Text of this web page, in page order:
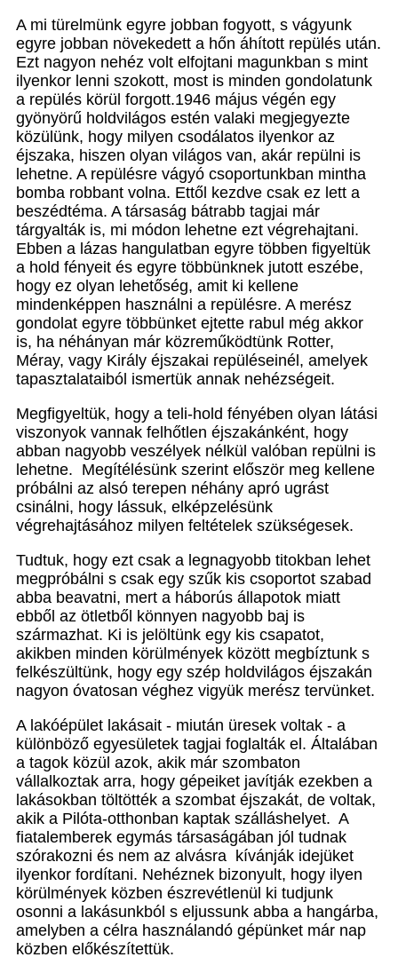
A mi türelmünk egyre jobban fogyott, s vágyunk
egyre jobban növekedett a hőn áhított repülés után.
Ezt nagyon nehéz volt elfojtani magunkban s mint
ilyenkor lenni szokott, most is minden gondolatunk
a repülés körül forgott.1946 május végén egy
gyönyörű holdvilágos estén valaki megjegyezte
közülünk, hogy milyen csodálatos ilyenkor az
éjszaka, hiszen olyan világos van, akár repülni is
lehetne. A repülésre vágyó csoportunkban mintha
bomba robbant volna. Ettől kezdve csak ez lett a
beszédtéma. A társaság bátrabb tagjai már
tárgyalták is, mi módon lehetne ezt végrehajtani.
Ebben a lázas hangulatban egyre többen figyeltük
a hold fényeit és egyre többünknek jutott eszébe,
hogy ez olyan lehetőség, amit ki kellene
mindenképpen használni a repülésre. A merész
gondolat egyre többünket ejtette rabul még akkor
is, ha néhányan már közreműködtünk Rotter,
Méray, vagy Király éjszakai repüléseinél, amelyek
tapasztalataiból ismertük annak nehézségeit.
Megfigyeltük, hogy a teli-hold fényében olyan látási
viszonyok vannak felhőtlen éjszakánként, hogy
abban nagyobb veszélyek nélkül valóban repülni is
lehetne. Megítélésünk szerint először meg kellene
próbálni az alsó terepen néhány apró ugrást
csinálni, hogy lássuk, elképzelésünk
végrehajtásához milyen feltételek szükségesek.
Tudtuk, hogy ezt csak a legnagyobb titokban lehet
megpróbálni s csak egy szűk kis csoportot szabad
abba beavatni, mert a háborús állapotok miatt
ebből az ötletből könnyen nagyobb baj is
származhat. Ki is jelöltünk egy kis csapatot,
akikben minden körülmények között megbíztunk s
felkészültünk, hogy egy szép holdvilágos éjszakán
nagyon óvatosan véghez vigyük merész tervünket.
A lakóépület lakásait - miután üresek voltak - a
különböző egyesületek tagjai foglalták el. Általában
a tagok közül azok, akik már szombaton
vállalkoztak arra, hogy gépeiket javítják ezekben a
lakásokban töltötték a szombat éjszakát, de voltak,
akik a Pilóta-otthonban kaptak szálláshelyet. A
fiatalemberek egymás társaságában jól tudnak
szórakozni és nem az alvásra kívánják idejüket
ilyenkor fordítani. Nehéznek bizonyult, hogy ilyen
körülmények közben észrevétlenül ki tudjunk
osonni a lakásunkból s eljussunk abba a hangárba,
amelyben a célra használandó gépünket már nap
közben előkészítettük.